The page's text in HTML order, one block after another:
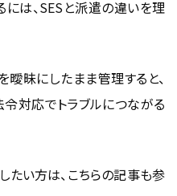
は、SESと派遣の違いを理
昧にしたまま管理すると、
対応でトラブルにつながる
たい方は、こちらの記事も参